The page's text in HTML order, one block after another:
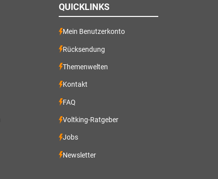
QUICKLINKS
Mein Benutzerkonto
Rücksendung
Themenwelten
Kontakt
FAQ
Voltking-Ratgeber
Jobs
Newsletter